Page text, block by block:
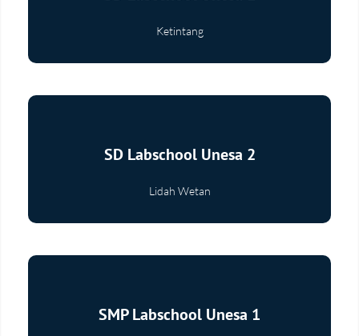
Ketintang
Selengkapnya
SD Labschool Unesa 2
Lidah Wetan
Selengkapnya
SMP Labschool Unesa 1